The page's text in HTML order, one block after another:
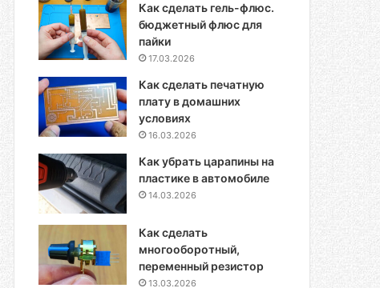
Как сделать гель-флюс.
бюджетный флюс для
пайки
17.03.2026
Как сделать печатную
плату в домашних
условиях
16.03.2026
Как убрать царапины на
пластике в автомобиле
14.03.2026
Как сделать
многооборотный,
переменный резистор
13.03.2026